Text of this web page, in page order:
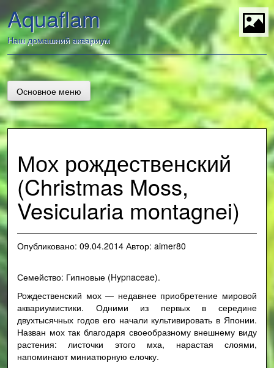
Перейти
к
содержанию
Aquaflam
Наш домашний аквариум
Основное меню
Мох рождественский
(Christmas Moss,
Vesicularia montagnei)
Опубликовано: 09.04.2014 Автор: aimer80
Семейство: Гипновые (Hypnaceae).
Рождественский мох — недавнее приобретение мировой
аквариумистики. Одними из первых в середине
двухтысячных годов его начали культивировать в Японии.
Назван мох так благодаря своеобразному внешнему виду
растения: листочки этого мха, нарастая слоями,
напоминают миниатюрную елочку.